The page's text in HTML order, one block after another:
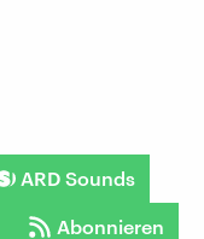
ARD Sounds
Abonnieren